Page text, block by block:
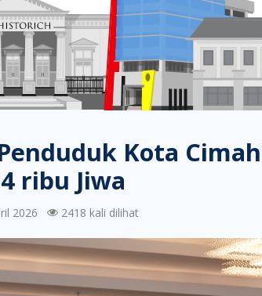
Kota
ribu Jiwa
2026 2418 kali dilihat